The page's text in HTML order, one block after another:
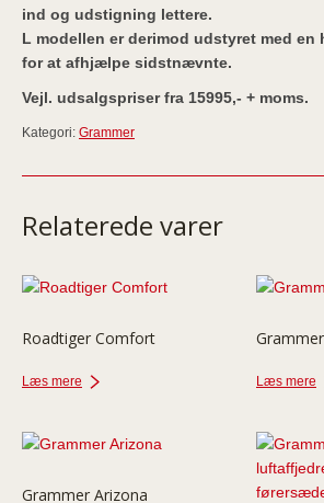
ind og udstigning lettere.
L modellen er derimod udstyret med
for at afhjælpe sidstnævnte.
Vejl. udsalgspriser fra 15995,- + moms.
Kategori: Grammer
Relaterede varer
Roadtiger Comfort
Læs mere Læs mere
Grammer Arizona